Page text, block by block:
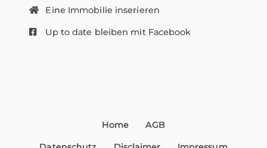
Eine Immobilie inserieren
Up to date bleiben mit Facebook
Home AGB